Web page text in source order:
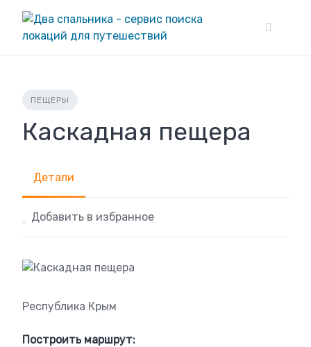
content
ПЕЩЕРЫ
Каскадная пещера
Детали
Добавить в избранное
Республика Крым
Построить маршрут: